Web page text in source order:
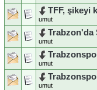
TFF, şikeyi
umut
Trabzon'da
umut
umut
umut